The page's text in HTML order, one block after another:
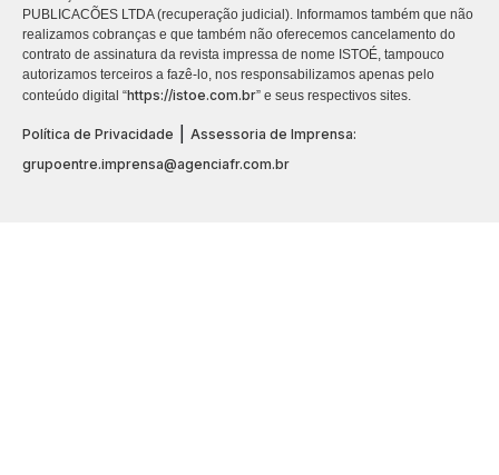
PUBLICACÕES LTDA (recuperação judicial). Informamos também que não
realizamos cobranças e que também não oferecemos cancelamento do
contrato de assinatura da revista impressa de nome ISTOÉ, tampouco
autorizamos terceiros a fazê-lo, nos responsabilizamos apenas pelo
conteúdo digital “https://istoe.com.br” e seus respectivos sites.
Política de Privacidade
Assessoria de Imprensa:
grupoentre.imprensa@agenciafr.com.br